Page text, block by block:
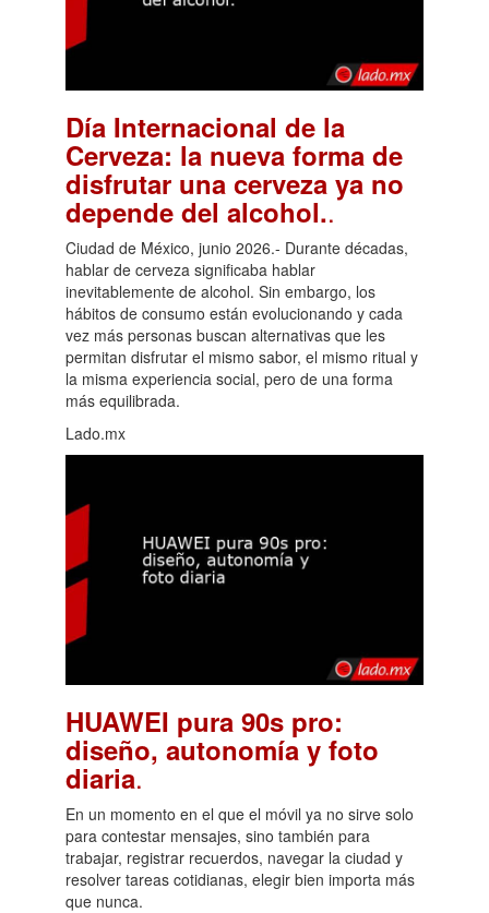
Día Internacional de la
Cerveza: la nueva forma de
disfrutar una cerveza ya no
depende del alcohol..
Ciudad de México, junio 2026.- Durante décadas,
hablar de cerveza significaba hablar
inevitablemente de alcohol. Sin embargo, los
hábitos de consumo están evolucionando y cada
vez más personas buscan alternativas que les
permitan disfrutar el mismo sabor, el mismo ritual y
la misma experiencia social, pero de una forma
más equilibrada.
Lado.mx
HUAWEI pura 90s pro:
diseño, autonomía y foto
diaria.
En un momento en el que el móvil ya no sirve solo
para contestar mensajes, sino también para
trabajar, registrar recuerdos, navegar la ciudad y
resolver tareas cotidianas, elegir bien importa más
que nunca.